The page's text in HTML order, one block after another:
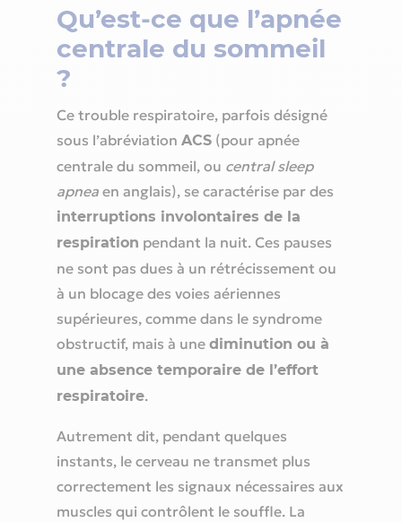
Qu’est-ce que l’apnée
centrale du sommeil
?
Ce trouble respiratoire, parfois désigné
sous l’abréviation ACS(pour apnée
centrale du sommeil, ou central sleep
apneaen anglais), se caractérise par des
interruptions involontaires de la
respiration pendant la nuit. Ces pauses
ne sont pas dues à un rétrécissement ou
à un blocage des voies aériennes
supérieures, comme dans le syndrome
obstructif, mais à une diminution ou à
une absence temporaire de l’effort
respiratoire.
Autrement dit, pendant quelques
instants, le cerveau ne transmet plus
correctement les signaux nécessaires aux
muscles qui contrôlent le souffle. La